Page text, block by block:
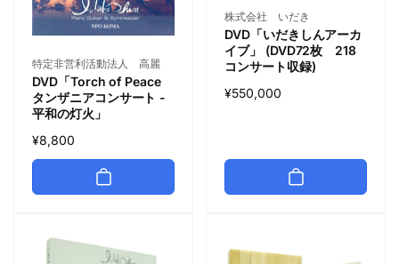
特定非営利活動法人 高麗
DVD「Torch of Peace
タンザニアコンサート -
平和の灯火」
¥8,800
株式会社 いだき
DVD「いだきしんアーカ
イブ」 (DVD72枚 218
コンサート収録)
¥550,000